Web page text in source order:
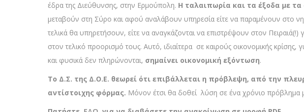
έδρα της Διεύθυνσης, στην Ερμούπολη. Η ταλαιπωρία και τα έξοδα με τα
μεταβούν στη Σύρο και αφού αναλάβουν υπηρεσία είτε να παραμένουν στο
τελικά θα υπηρετήσουν, είτε να αναγκάζονται να επιστρέψουν στον
στον τελικό προορισμό τους. Αυτό, ιδιαίτερα σε καιρούς οικονομικής κρίσης,
και φυσικά δεν πληρώνονται, σημαίνει οικονομική εξόντωση.
Το Δ.Σ. της Δ.Ο.Ε. θεωρεί ότι επιβάλλεται η πρόβλεψη, από την
αντίστοιχης φόρμας. Μόνον έτσι θα δοθεί λύση σε ένα χρόνιο πρόβλημα